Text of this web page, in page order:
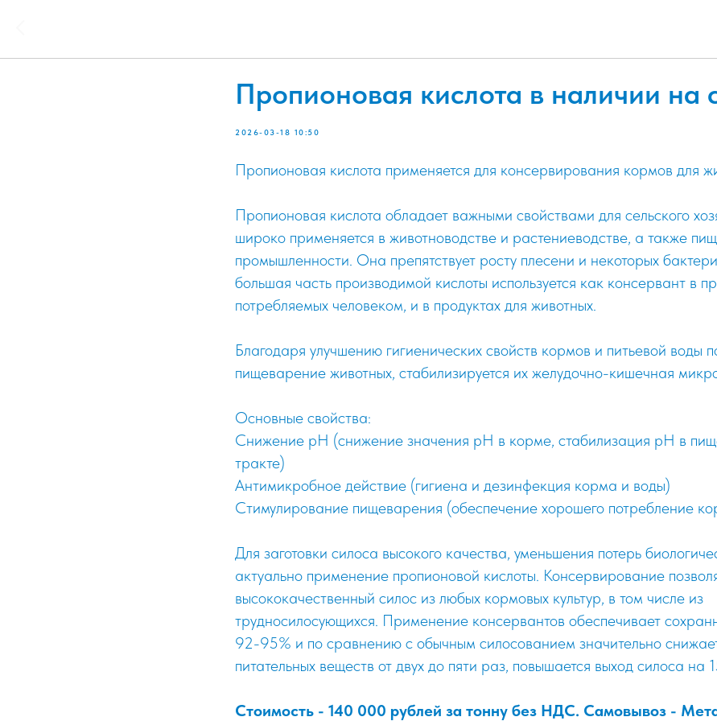
Пропионовая кислота в наличии на
2026-03-18 10:50
Пропионовая кислота применяется для консервирования кормов для
Пропионовая кислота обладает важными свойствами для сельского
широко применяется в животноводстве и растениеводстве, а также
промышленности. Она препятствует росту плесени и некоторых
большая часть производимой кислоты используется как консервант в
потребляемых человеком, и в продуктах для животных.
Благодаря улучшению гигиенических свойств кормов и питьевой воды
пищеварение животных, стабилизируется их желудочно-кишечная
Основные свойства:
Снижение рН (снижение значения pH в корме, стабилизация pH в
тракте)
Антимикробное действие (гигиена и дезинфекция корма и воды)
Стимулирование пищеварения (обеспечение хорошего потребление
Для заготовки силоса высокого качества, уменьшения потерь
актуально применение пропионовой кислоты. Консервирование
высококачественный силос из любых кормовых культур, в том числе из
трудносилосующихся. Применение консервантов обеспечивает
92-95% и по сравнению с обычным силосованием значительно
питательных веществ от двух до пяти раз, повышается выход силоса на
Стоимость - 140 000 рублей за тонну без НДС. Самовывоз -